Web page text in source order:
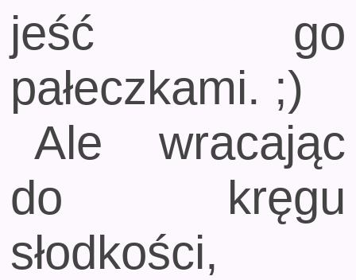
jeść go
pałeczkami. ;)
Ale wracając
do kręgu
słodkości,